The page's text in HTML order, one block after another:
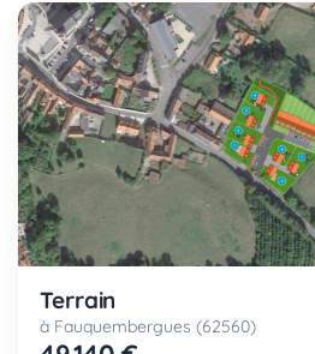
Terrain
à Fauquembergues (62560)